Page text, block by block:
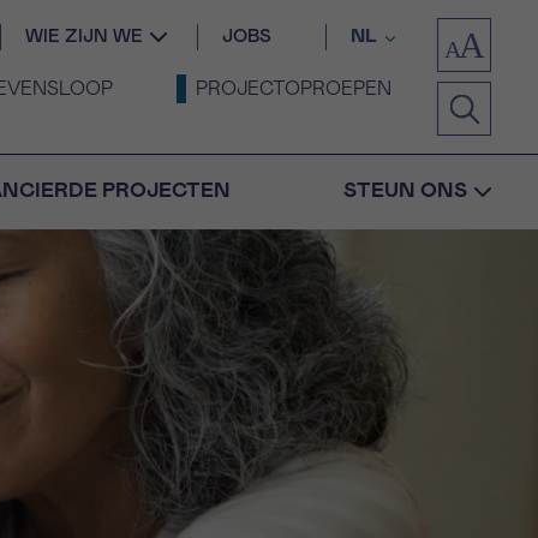
WIE ZIJN WE JOBS NL
PROJECTOPROEPEN
PROJECTEN STEUN ONS